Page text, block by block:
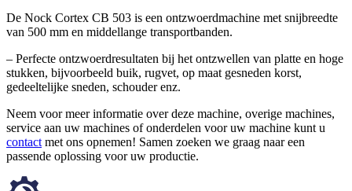
De Nock Cortex CB 503 is een ontzwoerdmachine met snijbreedte
van 500 mm en middellange transportbanden.
– Perfecte ontzwoerdresultaten bij het ontzwellen van platte en hoge
stukken, bijvoorbeeld buik, rugvet, op maat gesneden korst,
gedeeltelijke sneden, schouder enz.
Neem voor meer informatie over deze machine, overige machines,
service aan uw machines of onderdelen voor uw machine kunt u
contact met ons opnemen! Samen zoeken we graag naar een
passende oplossing voor uw productie.